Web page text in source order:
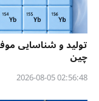
تولید و شناسایی
چین
02:56:48 2026-08-05